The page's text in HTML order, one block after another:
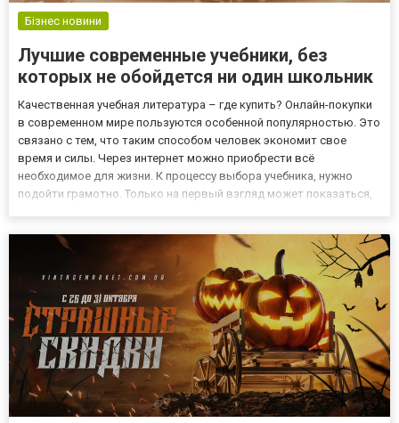
Бізнес новини
Лучшие современные учебники, без
которых не обойдется ни один школьник
Качественная учебная литература – где купить? Онлайн-покупки
в современном мире пользуются особенной популярностью. Это
связано с тем, что таким способом человек экономит свое
время и силы. Через интернет можно приобрести всё
необходимое для жизни. К процессу выбора учебника, нужно
подойти грамотно. Только на первый взгляд может показаться,